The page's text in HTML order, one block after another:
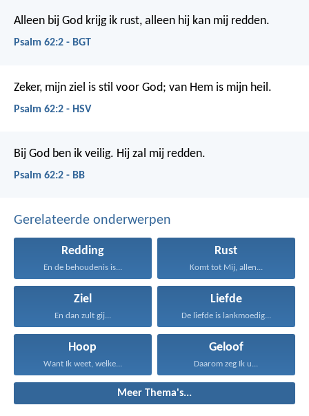
Alleen bij God krijg ik rust, alleen hij kan mij redden.
Psalm 62:2 - BGT
Zeker, mijn ziel is stil voor God; van Hem is mijn heil.
Psalm 62:2 - HSV
Bij God ben ik veilig. Hij zal mij redden.
Psalm 62:2 - BB
Gerelateerde onderwerpen
Redding
En de behoudenis is...
Rust
Komt tot Mij, allen...
Ziel
En dan zult gij...
Liefde
De liefde is lankmoedig...
Hoop
Want Ik weet, welke...
Geloof
Daarom zeg Ik u...
Meer Thema's...